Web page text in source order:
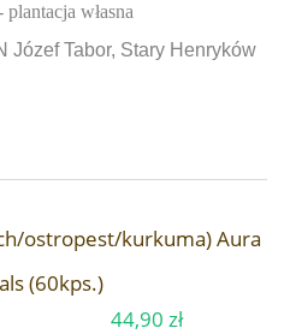
plantacja własna
Józef Tabor, Stary Henryków
ostropest/kurkuma) Aura
(60kps.)
44,90 zł